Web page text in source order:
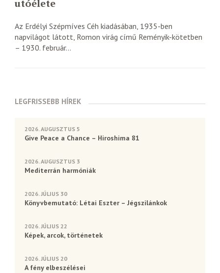
utóélete
Az Erdélyi Szépmíves Céh kiadásában, 1935-ben
napvilágot látott, Romon virág című Reményik-kötetben
– 1930. február...
LEGFRISSEBB HÍREK
2026. AUGUSZTUS 5
Give Peace a Chance – Hiroshima 81
2026. AUGUSZTUS 3
Mediterrán harmóniák
2026. JÚLIUS 30
Könyvbemutató: Létai Eszter – Jégszilánkok
2026. JÚLIUS 22
Képek, arcok, történetek
2026. JÚLIUS 20
A fény elbeszélései